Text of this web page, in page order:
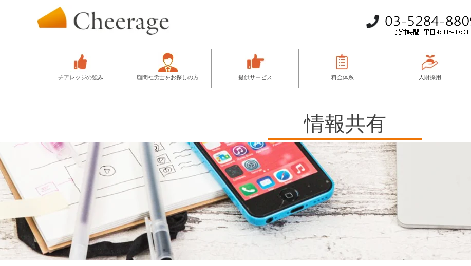
チアレッジの強み 顧問社労士をお探しの方 提供サービス 料金体系 人財採用
情報共有